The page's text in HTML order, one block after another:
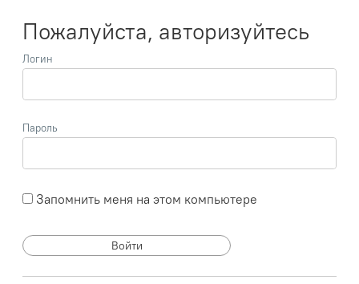
Пожалуйста, авторизуйтесь
Логин
Пароль
Запомнить меня на этом компьютере